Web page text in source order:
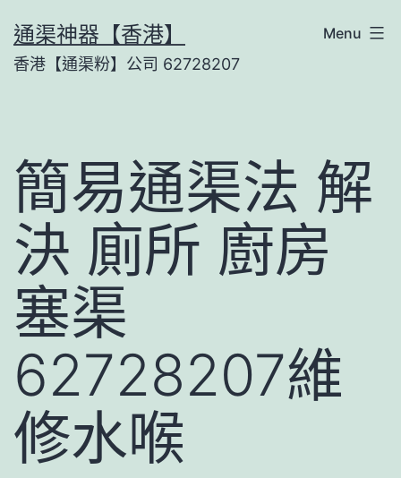
to
content
通渠神器【香港】
香港【通渠粉】公司 62728207
Menu
簡易通渠法 解
決 廁所 廚房
塞渠
62728207維
修水喉